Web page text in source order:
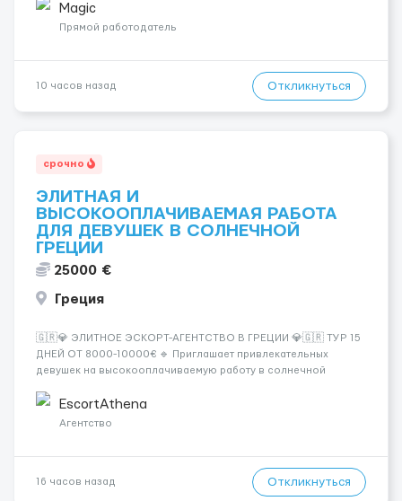
💎 Высокий доход — от 2000 € в неделю и выше 💎 Честная
сис...
Magic
Прямой работодатель
10 часов назад Откликнуться
срочно
ЭЛИТНАЯ И
ВЫСОКООПЛАЧИВАЕМАЯ РАБОТА
ДЛЯ ДЕВУШЕК В СОЛНЕЧНОЙ
ГРЕЦИИ
25000 €
Греция
🇬🇷💎 ЭЛИТНОЕ ЭСКОРТ-АГЕНТСТВО В ГРЕЦИИ 💎🇬🇷 ТУР 15
ДНЕЙ ОТ 8000-10000€ 🔹 Приглашает привлекательных
девушек на высокооплачиваемую работу в солнечной
хорошие деньги 💶 — это предложение для тебя! 🔹
Требования: ✔️ Возраст от ...
EscortAthena
Агентство
16 часов назад Откликнуться